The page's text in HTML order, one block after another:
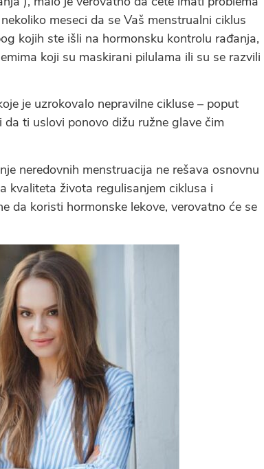
meseci da se Vaš menstrualni ciklus
kojih ste išli na hormonsku kontrolu rađanja,
koji su maskirani pilulama ili su se razvili
je uzrokovalo nepravilne cikluse – poput
ti uslovi ponovo dižu ružne glave čim
neredovnih menstruacija ne rešava osnovnu
kvaliteta života regulisanjem ciklusa i
da koristi hormonske lekove, verovatno će se